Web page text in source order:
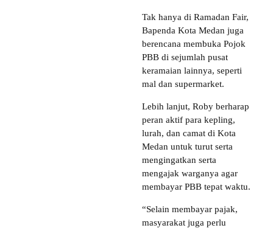
Tak hanya di Ramadan Fair,
Bapenda Kota Medan juga
berencana membuka Pojok
PBB di sejumlah pusat
keramaian lainnya, seperti
mal dan supermarket.
Lebih lanjut, Roby berharap
peran aktif para kepling,
lurah, dan camat di Kota
Medan untuk turut serta
mengingatkan serta
mengajak warganya agar
membayar PBB tepat waktu.
“Selain membayar pajak,
masyarakat juga perlu